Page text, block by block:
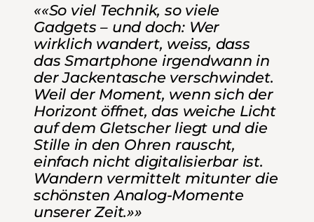
««So viel Technik, so viele
Gadgets – und doch: Wer
wirklich wandert, weiss, dass
das Smartphone irgendwann in
der Jackentasche verschwindet.
Weil der Moment, wenn sich der
Horizont öffnet, das weiche Licht
auf dem Gletscher liegt und die
Stille in den Ohren rauscht,
einfach nicht digitalisierbar ist.
Wandern vermittelt mitunter die
schönsten Analog-Momente
unserer Zeit.»»